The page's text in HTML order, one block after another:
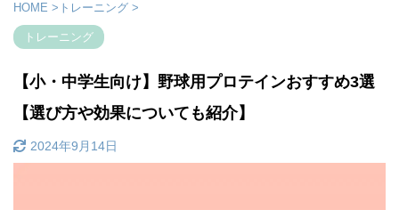
HOME > トレーニング >
トレーニング
【小・中学生向け】野球用プロテインおすすめ3選
【選び方や効果についても紹介】
2024年9月14日